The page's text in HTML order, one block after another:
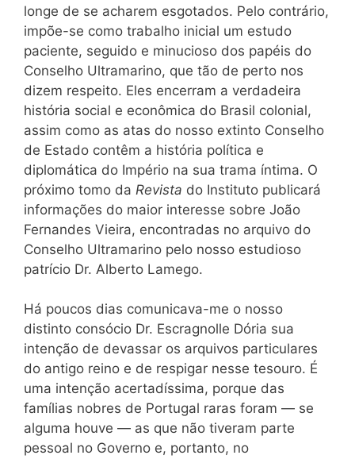
longe de se acharem esgotados. Pelo contrário,
impõe-se como trabalho inicial um estudo
paciente, seguido e minucioso dos papéis do
Conselho Ultramarino, que tão de perto nos
dizem respeito. Eles encerram a verdadeira
história social e econômica do Brasil colonial,
assim como as atas do nosso extinto Conselho
de Estado contêm a história política e
diplomática do Império na sua trama íntima. O
próximo tomo da Revista do Instituto publicará
informações do maior interesse sobre João
Fernandes Vieira, encontradas no arquivo do
Conselho Ultramarino pelo nosso estudioso
patrício Dr. Alberto Lamego.
Há poucos dias comunicava-me o nosso
distinto consócio Dr. Escragnolle Dória sua
intenção de devassar os arquivos particulares
do antigo reino e de respigar nesse tesouro. É
uma intenção acertadíssima, porque das
famílias nobres de Portugal raras foram — se
alguma houve — as que não tiveram parte
pessoal no Governo e, portanto, no